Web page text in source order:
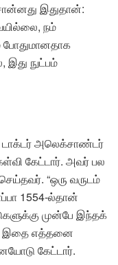
இதுதான்:
நம்
இது நுட்பம்
டாக்டர் அலெக்சாண்டர்
கேட்டார். அவர் பல
“ஒரு வருடம்
1554-ல்தான்
முன்பே இந்தக்
இதை எத்தனை
கேட்டார்.